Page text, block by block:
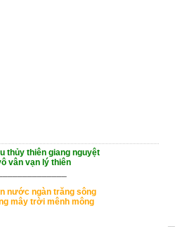
thủy thiên giang nguyệt
vân vạn lý thiên
nước ngàn trăng sông
mây trời mênh mông